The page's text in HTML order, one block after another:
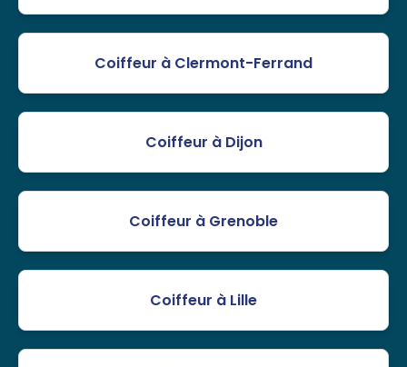
Coiffeur à Clermont-Ferrand
Coiffeur à Dijon
Coiffeur à Grenoble
Coiffeur à Lille